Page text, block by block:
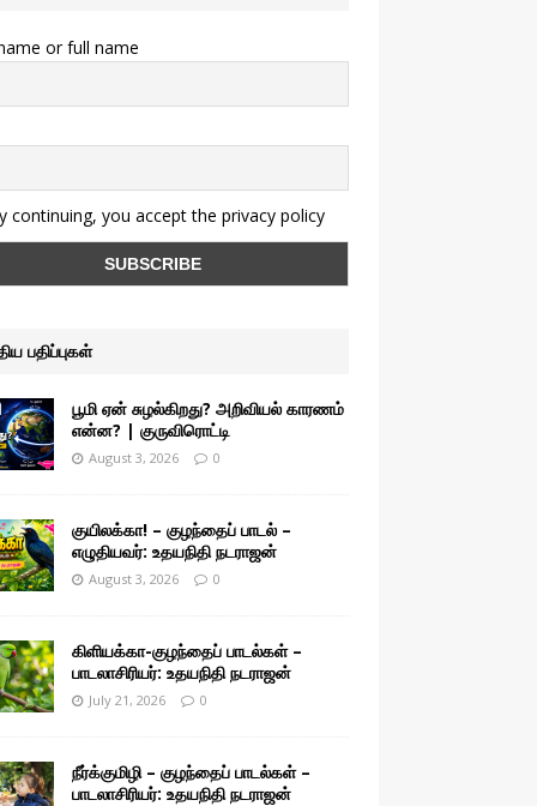
or full name
continuing, you accept the privacy policy
பதிப்புகள்
பூமி ஏன் சுழல்கிறது? அறிவியல் காரணம்
என்ன? | குருவிரொட்டி
August 3, 2026 0
குயிலக்கா! – குழந்தைப் பாடல் –
எழுதியவர்: உதயநிதி நடராஜன்
August 3, 2026 0
கிளியக்கா-குழந்தைப் பாடல்கள் –
பாடலாசிரியர்: உதயநிதி நடராஜன்
July 21, 2026 0
நீர்க்குமிழி – குழந்தைப் பாடல்கள் –
பாடலாசிரியர்: உதயநிதி நடராஜன்